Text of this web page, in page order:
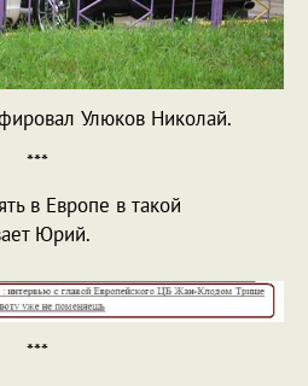
Улюков Николай.
***
в Европе в такой
Юрий.
***